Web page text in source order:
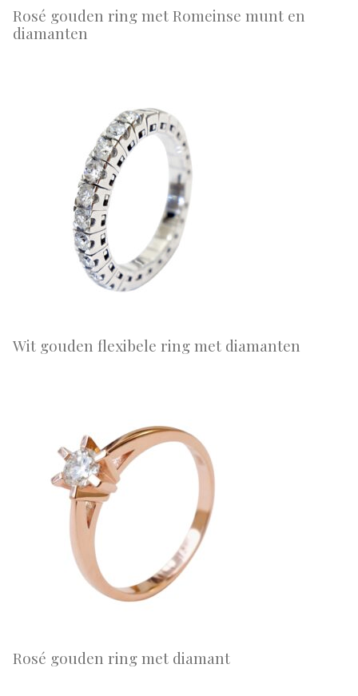
Rosé gouden ring met Romeinse munt en
diamanten
Wit gouden flexibele ring met diamanten
Rosé gouden ring met diamant